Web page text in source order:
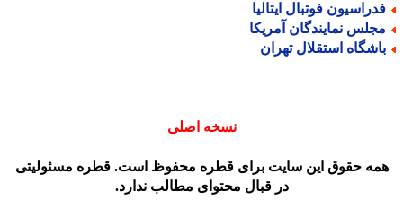
فوتبال ایتالیا
نمایندگان آمریکا
استقلال تهران
نسخه اصلی
حقوق این سایت برای قطره محفوظ است. قطره مسئولیتی
در قبال محتوای مطالب ندارد.